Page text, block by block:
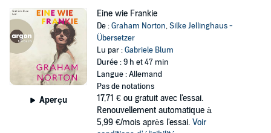
Aperçu
Eine wie Frankie
De :Graham Norton,Silke Jellinghaus -
Übersetzer
Lu par :Gabriele Blum
Durée : 9 h et 47 min
Langue : Allemand
Pas de notations
17,71 € ou gratuit avec l'essai.
Renouvellement automatique à
5,99 €/mois après l'essai. Voir